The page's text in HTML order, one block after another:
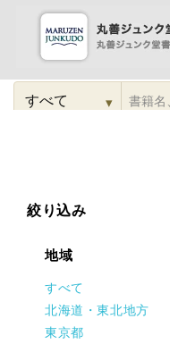
コンテンツに
進む
検
▾
絞り込み
地域
すべて
北海道・東北地方
東京都